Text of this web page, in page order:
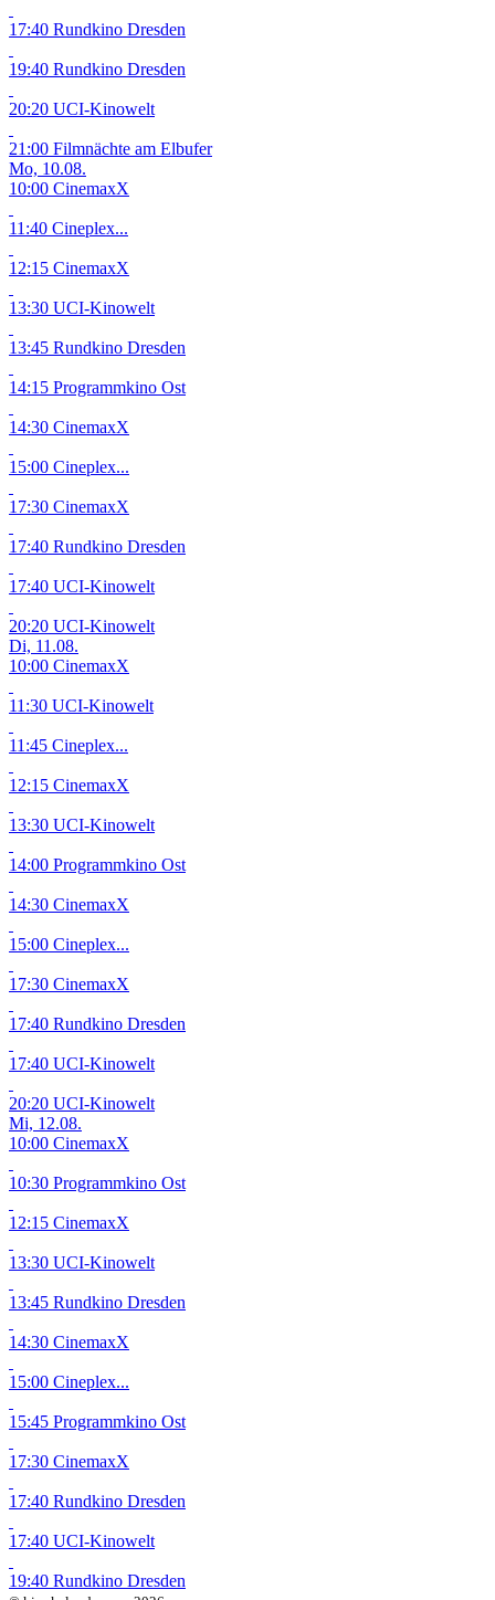
17:40 Rundkino Dresden
19:40 Rundkino Dresden
20:20 UCI-Kinowelt
21:00 Filmnächte am Elbufer
Mo, 10.08.
10:00 CinemaxX
11:40 Cineplex...
12:15 CinemaxX
13:30 UCI-Kinowelt
13:45 Rundkino Dresden
14:15 Programmkino Ost
14:30 CinemaxX
15:00 Cineplex...
17:30 CinemaxX
17:40 Rundkino Dresden
17:40 UCI-Kinowelt
20:20 UCI-Kinowelt
Di, 11.08.
10:00 CinemaxX
11:30 UCI-Kinowelt
11:45 Cineplex...
12:15 CinemaxX
13:30 UCI-Kinowelt
14:00 Programmkino Ost
14:30 CinemaxX
15:00 Cineplex...
17:30 CinemaxX
17:40 Rundkino Dresden
17:40 UCI-Kinowelt
20:20 UCI-Kinowelt
Mi, 12.08.
10:00 CinemaxX
10:30 Programmkino Ost
12:15 CinemaxX
13:30 UCI-Kinowelt
13:45 Rundkino Dresden
14:30 CinemaxX
15:00 Cineplex...
15:45 Programmkino Ost
17:30 CinemaxX
17:40 Rundkino Dresden
17:40 UCI-Kinowelt
19:40 Rundkino Dresden